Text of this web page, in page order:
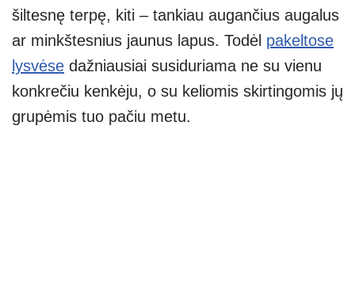
šiltesnę terpę, kiti – tankiau augančius augalus
ar minkštesnius jaunus lapus. Todėl pakeltose
lysvėse dažniausiai susiduriama ne su vienu
konkrečiu kenkėju, o su keliomis skirtingomis jų
grupėmis tuo pačiu metu.